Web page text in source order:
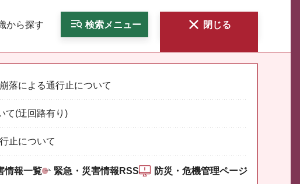
から探す 検索メニュー 閉じる
落による通行止について
て(迂回路有り)
止について
情報一覧 緊急・災害情報RSS 防災・危機管理ページ